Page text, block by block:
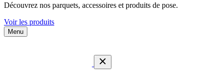
Découvrez nos parquets, accessoires et produits de pose.
Voir les produits
Menu